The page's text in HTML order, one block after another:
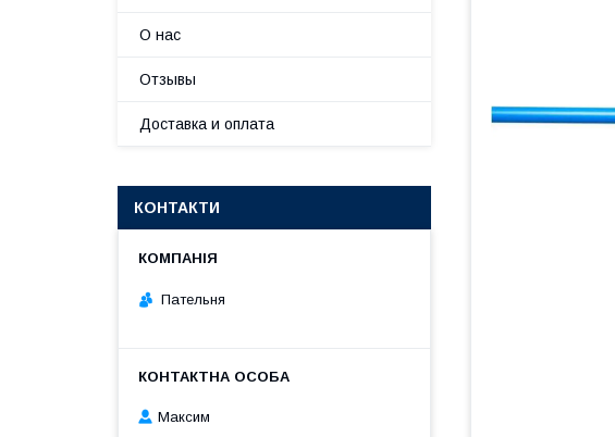
О нас
Отзывы
Доставка и оплата
КОНТАКТИ
Пательня
Максим